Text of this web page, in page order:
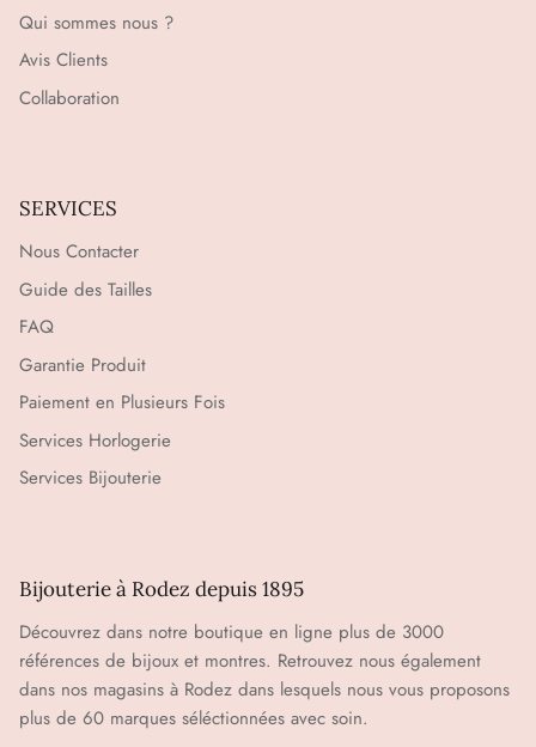
Qui sommes nous ?
Avis Clients
Collaboration
SERVICES
Nous Contacter
Guide des Tailles
FAQ
Garantie Produit
Paiement en Plusieurs Fois
Services Horlogerie
Services Bijouterie
Bijouterie à Rodez depuis 1895
Découvrez dans notre boutique en ligne plus de 3000
références de bijoux et montres. Retrouvez nous également
dans nos magasins à Rodez dans lesquels nous vous proposons
plus de 60 marques séléctionnées avec soin.